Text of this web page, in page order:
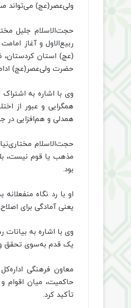
ولی‌عصر(عج) می‌تواند
حجت‌الاسلام جلیل
ربیع‌الاول و آغاز
(عج) استان کردستان،
حضرت ولی‌عصر(عج)
وی با اشاره به
همگرایی و عبور از
همدلی و هم‌افزایی در
حجت‌الاسلام
مذهب یا قوم نیست،
بود.
او با رد نگاه
یعنی آمادگی برای
وی با اشاره به
یک قدم به‌سوی تحقق
معاون فرهنگی
حاکمیت، میان
تأکید کرد.